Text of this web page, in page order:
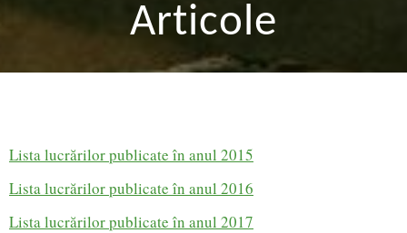
Articole
Lista lucrărilor publicate în anul 2015
Lista lucrărilor publicate în anul 2016
Lista lucrărilor publicate în anul 2017